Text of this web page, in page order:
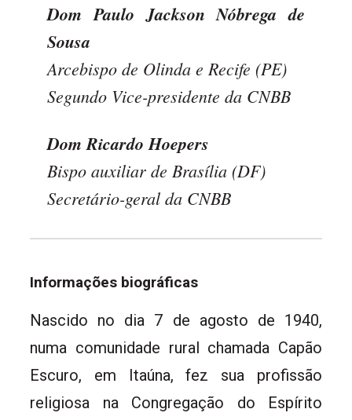
Dom Paulo Jackson Nóbrega de
Sousa
Arcebispo de Olinda e Recife (PE)
Segundo Vice-presidente da CNBB
Dom Ricardo Hoepers
Bispo auxiliar de Brasília (DF)
Secretário-geral da CNBB
Informações biográficas
Nascido no dia 7 de agosto de 1940,
numa comunidade rural chamada Capão
Escuro, em Itaúna, fez sua profissão
religiosa na Congregação do Espírito